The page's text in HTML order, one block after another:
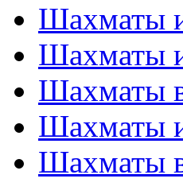
Шахматы
Шахматы
Шахматы в
Шахматы
Шахматы